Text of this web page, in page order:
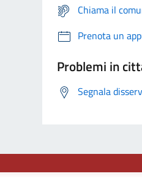
Chiama il
Prenota un
Problemi in
Segnala